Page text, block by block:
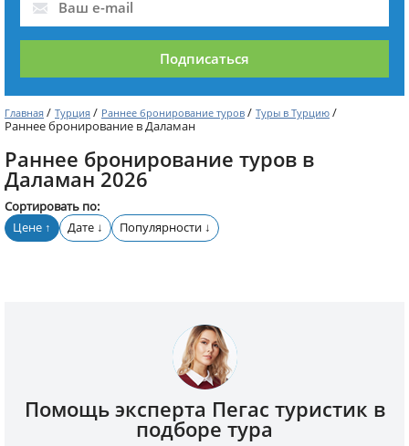
Подписаться
Главная / Турция / Раннее бронирование туров / Туры в Турцию /
Раннее бронирование в Даламан
Раннее бронирование туров в
Даламан 2026
Сортировать по:
Цене ↑ Дате ↓ Популярности ↓
Помощь эксперта Пегас туристик в
подборе тура